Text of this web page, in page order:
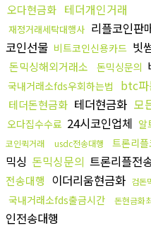
오다현금화 테더개인거래
재정거래세탁대행사 리플코인판
코인선물 비트코인신용카드 빗
돈믹싱해외거래소
돈믹싱문의
국내거래소fds우회하는법 btc파
테더돈현금화 테더현금화 모
오다집수수료 24시코인업체 알
코인퀵거래
usdc전송대행 트론리
믹싱 돈믹싱문의 트론리플전
전송대행 이더리움현금화 검돈
국내거래소fds출금시간 돈현금화
인전송대행